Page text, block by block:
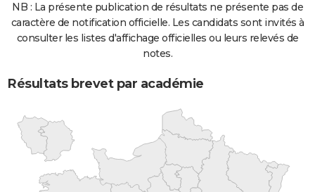
NB : La présente publication de résultats ne présente pas de
caractère de notification officielle. Les candidats sont invités à
consulter les listes d'affichage officielles ou leurs relevés de
notes.
Résultats brevet par académie